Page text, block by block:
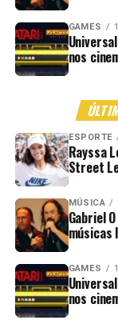
GAMES
nos
ESPORTE
Rayssa
Street
MÚSICA
Gabriel
músicas
GAMES
nos